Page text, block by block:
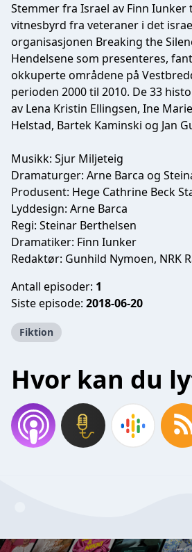
Stemmer fra Israel av Finn
vitnesbyrd fra veteraner i det
organisasjonen Breaking the
Hendelsene som presenteres,
okkuperte områdene på
perioden 2000 til 2010. De 33
av Lena Kristin Ellingsen, Ine
Helstad, Bartek Kaminski og Jan
Musikk: Sjur Miljeteig
Dramaturger: Arne Barca og
Produsent: Hege Cathrine Beck
Lyddesign: Arne Barca
Regi: Steinar Berthelsen
Dramatiker: Finn Iunker
Redaktør: Gunhild Nymoen, NRK
Antall episoder: 1
Siste episode: 2018-06-20
Fiktion
Hvor kan du